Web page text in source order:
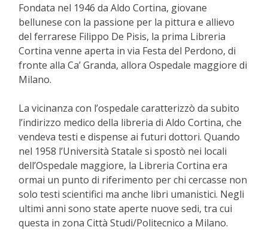
Fondata nel 1946 da Aldo Cortina, giovane
bellunese con la passione per la pittura e allievo
del ferrarese Filippo De Pisis, la prima Libreria
Cortina venne aperta in via Festa del Perdono, di
fronte alla Ca’ Granda, allora Ospedale maggiore di
Milano.
La vicinanza con l’ospedale caratterizzò da subito
l’indirizzo medico della libreria di Aldo Cortina, che
vendeva testi e dispense ai futuri dottori. Quando
nel 1958 l’Università Statale si spostò nei locali
dell’Ospedale maggiore, la Libreria Cortina era
ormai un punto di riferimento per chi cercasse non
solo testi scientifici ma anche libri umanistici. Negli
ultimi anni sono state aperte nuove sedi, tra cui
questa in zona Città Studi/Politecnico a Milano.